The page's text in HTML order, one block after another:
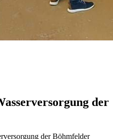
der
der Böhmfelder